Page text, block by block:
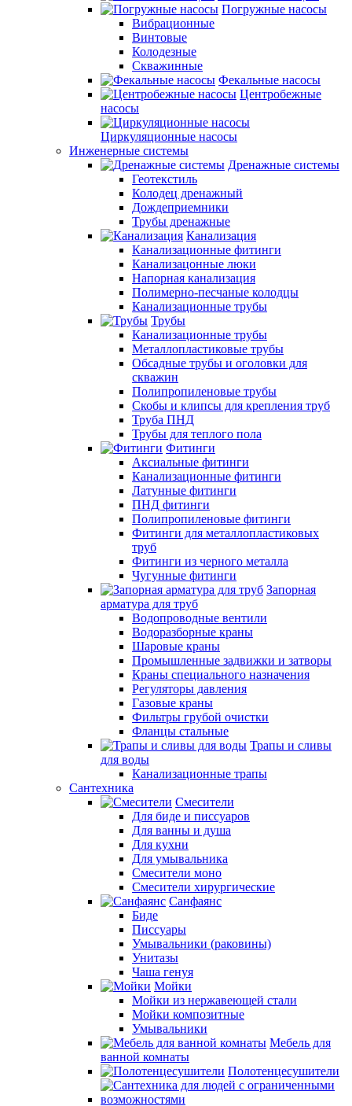
Погружные насосы
Вибрационные
Винтовые
Колодезные
Скважинные
Фекальные насосы
Центробежные
насосы
Циркуляционные насосы
Инженерные системы
Дренажные системы
Геотекстиль
Колодец дренажный
Дождеприемники
Трубы дренажные
Канализация
Канализационные фитинги
Канализацонные люки
Напорная канализация
Полимерно-песчаные колодцы
Канализационные трубы
Трубы
Канализационные трубы
Металлопластиковые трубы
Обсадные трубы и оголовки для
скважин
Полипропиленовые трубы
Скобы и клипсы для крепления труб
Труба ПНД
Трубы для теплого пола
Фитинги
Аксиальные фитинги
Канализационные фитинги
Латунные фитинги
ПНД фитинги
Полипропиленовые фитинги
Фитинги для металлопластиковых
труб
Фитинги из черного металла
Чугунные фитинги
Запорная
арматура для труб
Водопроводные вентили
Водоразборные краны
Шаровые краны
Промышленные задвижки и затворы
Краны специального назначения
Регуляторы давления
Газовые краны
Фильтры грубой очистки
Фланцы стальные
Трапы и сливы
для воды
Канализационные трапы
Сантехника
Смесители
Для биде и писсуаров
Для ванны и душа
Для кухни
Для умывальника
Смесители моно
Смесители хирургические
Санфаянс
Биде
Писсуары
Умывальники (раковины)
Унитазы
Чаша генуя
Мойки
Мойки из нержавеющей стали
Мойки композитные
Умывальники
Мебель для
ванной комнаты
Полотенцесушители